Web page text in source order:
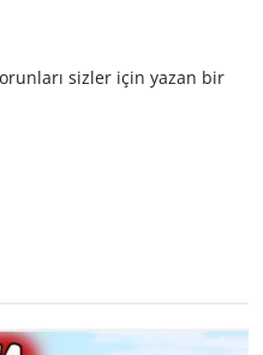
sizler için yazan bir